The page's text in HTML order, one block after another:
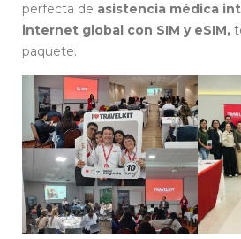
perfecta de asistencia médica
internet global con SIM y eSIM,
paquete.